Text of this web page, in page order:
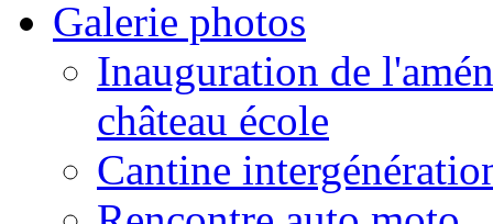
Galerie photos
Inauguration de
château école
Cantine